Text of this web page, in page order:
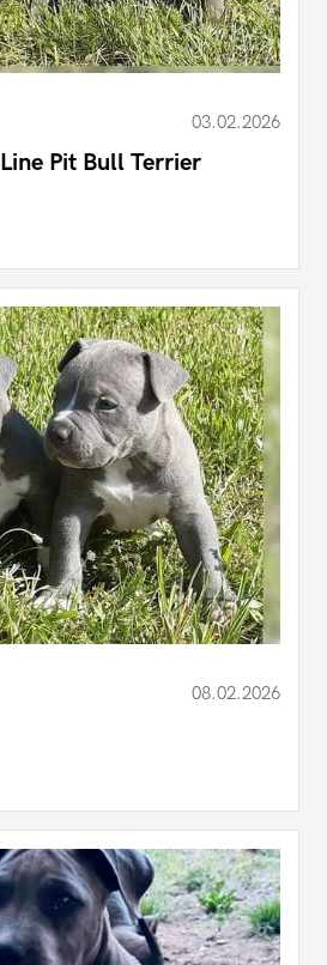
03.02.2026
Pit Bull Terrier
08.02.2026